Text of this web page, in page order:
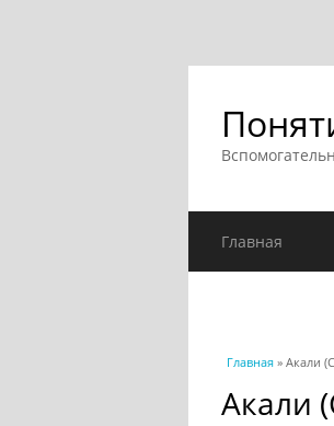
Главная
Вы здесь
Главная » Акали
Акали